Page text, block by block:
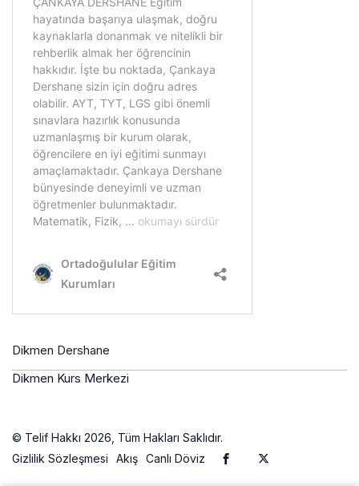
Dikmen Dershane
Dikmen Kurs Merkezi
© Telif Hakkı 2026, Tüm Hakları Saklıdır.
Gizlilik Sözleşmesi
Akış Canlı Döviz